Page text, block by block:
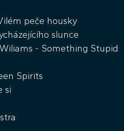
peče housky
slunce
- Something Stupid
Spirits
si